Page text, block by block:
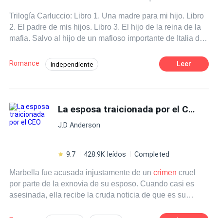
Trilogía Carluccio: Libro 1. Una madre para mi hijo. Libro
2. El padre de mis hijos. Libro 3. El hijo de la reina de la
mafia. Salvo al hijo de un mafioso importante de Italia de
de cabeza, pero ¿Cómo escapar de un hombre que
desde el primer momento que vi me robo la respiración?
¿Qué es capaz de hacer una mujer despechada por
conseguir el amor de un hombre? Pero ¿qué sucede
cuando no es una mujer sino 3? Un asesinato y 3
llena de traición, mentiras, secretos y venganza, pero
Estimado lector para mayor comodidad tuya los tres libros
podrás encontrarlos en uno solo. Gracias por tu
comprensión.
Romance Independiente
Huida con un Bebé Identidad oculta
Traición
Leer
La esposa traicionada por el CEO
J.D Anderson
9.7 428.9K leídos Completed
Marbella fue acusada injustamente de uncrimen cruel
por parte de la exnovia de su esposo. Cuando casi es
asesinada, ella recibe la cruda noticia de que es su